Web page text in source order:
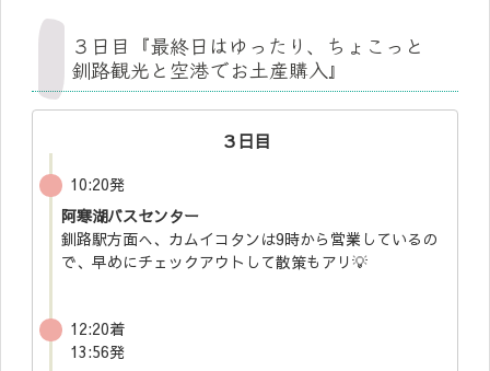
３日目『最終日はゆったり、ちょこっと
釧路観光と空港でお土産購入』
３日目
10:20発
阿寒湖バスセンター
釧路駅方面へ、カムイコタンは9時から営業しているの
で、早めにチェックアウトして散策もアリ💡
12:20着
13:56発